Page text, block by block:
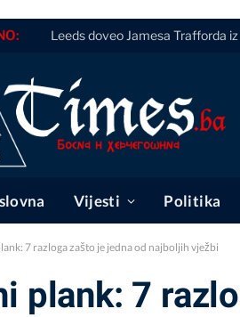
Leeds doveo Jamesa Trafforda
Vijesti Politika
7 razloga zašto je jedna od najboljih vježbi
plank: 7